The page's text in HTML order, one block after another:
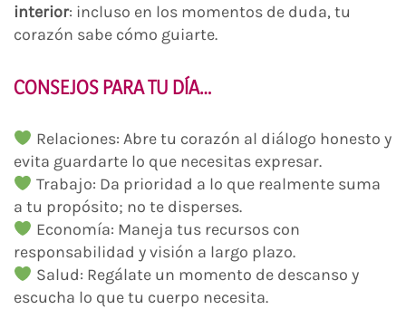
interior: incluso en los momentos de duda, tu
corazón sabe cómo guiarte.
CONSEJOS PARA TU DÍA…
Relaciones: Abre tu corazón al diálogo honesto y
evita guardarte lo que necesitas expresar.
Trabajo: Da prioridad a lo que realmente suma
a tu propósito; no te disperses.
Economía: Maneja tus recursos con
responsabilidad y visión a largo plazo.
Salud: Regálate un momento de descanso y
escucha lo que tu cuerpo necesita.